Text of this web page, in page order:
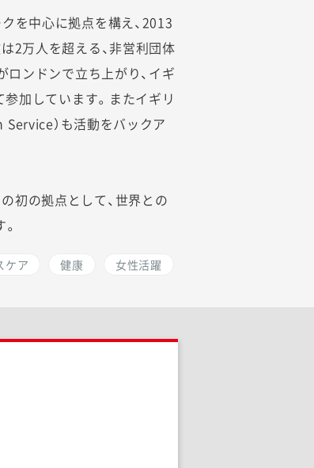
を中心に拠点を構え、2013
2万人を超える、非営利団体
ンドンで立ち上がり、イギ
加しています。またイギリ
）も活動をバックア
の拠点として、世界との
ケア 健康 女性活躍